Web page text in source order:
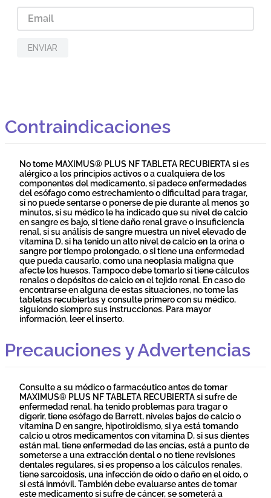
ENVIAR
Contraindicaciones
No tome MAXIMUS® PLUS NF TABLETA RECUBIERTA si es
alérgico a los principios activos o a cualquiera de los
componentes del medicamento, si padece enfermedades
del esófago como estrechamiento o dificultad para tragar,
si no puede sentarse o ponerse de pie durante al menos 30
minutos, si su médico le ha indicado que su nivel de calcio
en sangre es bajo, si tiene daño renal grave o insuficiencia
renal, si su análisis de sangre muestra un nivel elevado de
vitamina D, si ha tenido un alto nivel de calcio en la orina o
sangre por tiempo prolongado, o si tiene una enfermedad
que pueda causarlo, como una neoplasia maligna que
afecte los huesos. Tampoco debe tomarlo si tiene cálculos
renales o depósitos de calcio en el tejido renal. En caso de
encontrarse en alguna de estas situaciones, no tome las
tabletas recubiertas y consulte primero con su médico,
siguiendo siempre sus instrucciones. Para mayor
información, leer el inserto.
Precauciones y Advertencias
Consulte a su médico o farmacéutico antes de tomar
MAXIMUS® PLUS NF TABLETA RECUBIERTA si sufre de
enfermedad renal, ha tenido problemas para tragar o
digerir, tiene esófago de Barrett, niveles bajos de calcio o
vitamina D en sangre, hipotiroidismo, si ya está tomando
calcio u otros medicamentos con vitamina D, si sus dientes
están mal, tiene enfermedad de las encías, está a punto de
someterse a una extracción dental o no tiene revisiones
dentales regulares, si es propenso a los cálculos renales,
tiene sarcoidosis, una infección de oído o daño en el oído, o
si está inmóvil. También debe evaluarse antes de tomar
este medicamento si sufre de cáncer, se someterá a